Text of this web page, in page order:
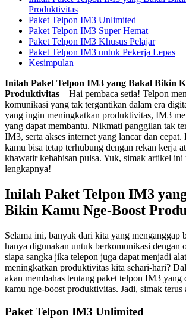
Produktivitas
Paket Telpon IM3 Unlimited
Paket Telpon IM3 Super Hemat
Paket Telpon IM3 Khusus Pelajar
Paket Telpon IM3 untuk Pekerja Lepas
Kesimpulan
Inilah Paket Telpon IM3 yang Bakal Bikin
Produktivitas – Hai pembaca setia! Telpon
komunikasi yang tak tergantikan dalam era
yang ingin meningkatkan produktivitas, IM3
yang dapat membantu. Nikmati panggilan tak
IM3, serta akses internet yang lancar dan
kamu bisa tetap terhubung dengan rekan kerja
khawatir kehabisan pulsa. Yuk, simak artikel
lengkapnya!
Inilah Paket Telpon IM3
Bikin Kamu Nge-Boost
Selama ini, banyak dari kita yang menganggap
hanya digunakan untuk berkomunikasi dengan
siapa sangka jika telepon juga dapat menjadi
meningkatkan produktivitas kita sehari-hari?
akan membahas tentang paket telpon IM3 yang
kamu nge-boost produktivitas. Jadi, simak
Paket Telpon IM3 Unlimited